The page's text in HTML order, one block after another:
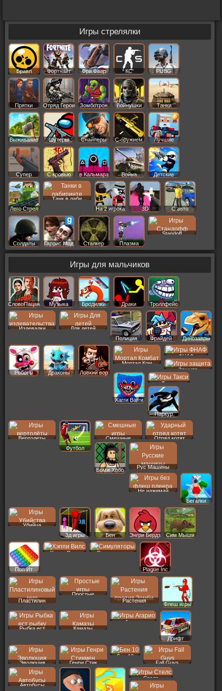
Игры стрелялки
Бравл
Старс
Фортнайт Фри Фаер КС PUBG
Прятки Отряд Герои Зомботрон Войнушки Танки
Выживание Шутеры Снайперы С оружием Лучшие
Супер С кровью в Кальмара Война Детские
Лего Стрел
Танк в лаби
На 2 игрока
3D С авто
Солдаты Гаррис Мод Сталкер Плазма
Standoff
Игры для мальчиков
СловоПацана Музыка Бродилки Драки Троллфейс
Издевалки
Для детей
Полиция
Фрайдей Динозавры
Роботы Драконы Ловкий вор
Мортал Ком
ФНАФ
Защита
Хагги Вагги
Такси
Паркур
Вертолеты
Футбол
Смешные Отряд котят
Бомж Хобо
Рус Машины
Не нажимай
Бегалки
Убийца
3д игры
Бен Энгри Бердз Сим Мыши
Поп Ит
Хэппи Вилс Симуляторы
Plague Inc
Пластилин
Простые
Растения
Флеш игры
Рыбка ест Камазы
Агарио
Дрифт
Эволюция Генри Стик
Бен 10
Fall Guys
Автобусы
Стелс